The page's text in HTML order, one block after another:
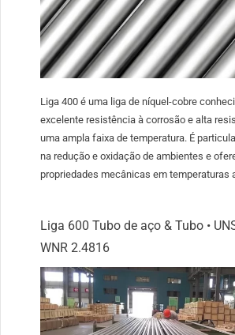
Liga 400 é uma liga de níquel-cobre
excelente resistência à corrosão e alta
uma ampla faixa de temperatura. É
na redução e oxidação de ambientes e
propriedades mecânicas em temperaturas
Liga 600 Tubo de aço & Tubo •
WNR 2.4816